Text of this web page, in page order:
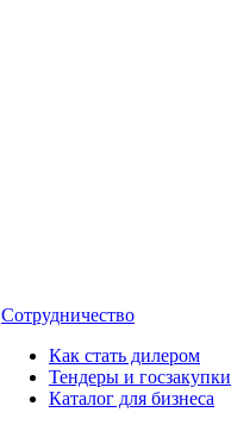
Сотрудничество
Как стать дилером
Тендеры и госзакупки
Каталог для бизнеса